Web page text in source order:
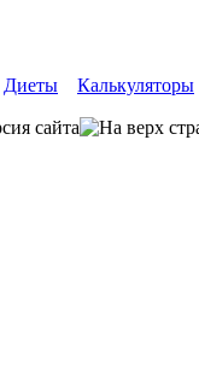
Диеты Калькуляторы